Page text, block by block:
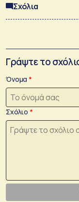
Σχόλια
Γράψτε το
Όνομα
Σχόλιο